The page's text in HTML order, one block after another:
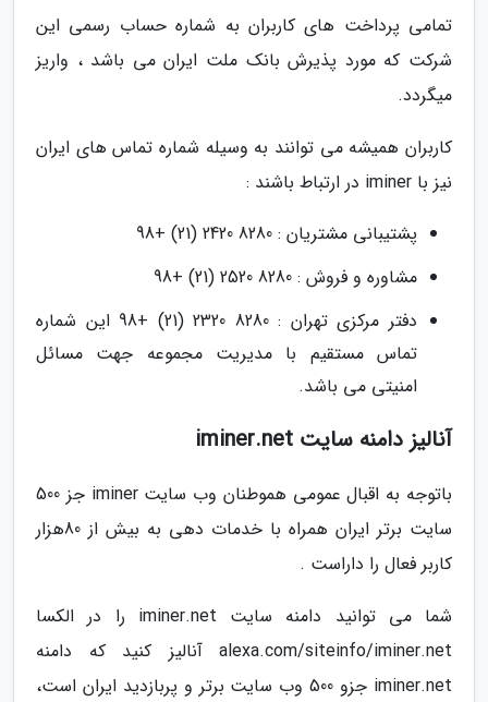
تمامی پرداخت های کاربران به شماره حساب رسمی این
شرکت که مورد پذیرش بانک ملت ایران می باشد ، واریز
میگردد.
کاربران همیشه می توانند به وسیله شماره تماس های ایران
نیز با iminer در ارتباط باشند :
پشتیبانی مشتریان : 8280 2420 (21) +98
مشاوره و فروش : 8280 2520 (21) +98
دفتر مرکزی تهران : 8280 2320 (21) +98 این شماره
تماس مستقیم با مدیریت مجموعه جهت مسائل
امنیتی می باشد.
آنالیز دامنه سایت iminer.net
باتوجه به اقبال عمومی هموطنان وب سایت iminer جز 500
سایت برتر ایران همراه با خدمات دهی به بیش از 80هزار
کاربر فعال را داراست .
شما می توانید دامنه سایت iminer.net را در الکسا
alexa.com/siteinfo/iminer.net آنالیز کنید که دامنه
iminer.net جزو 500 وب سایت برتر و پربازدید ایران است،